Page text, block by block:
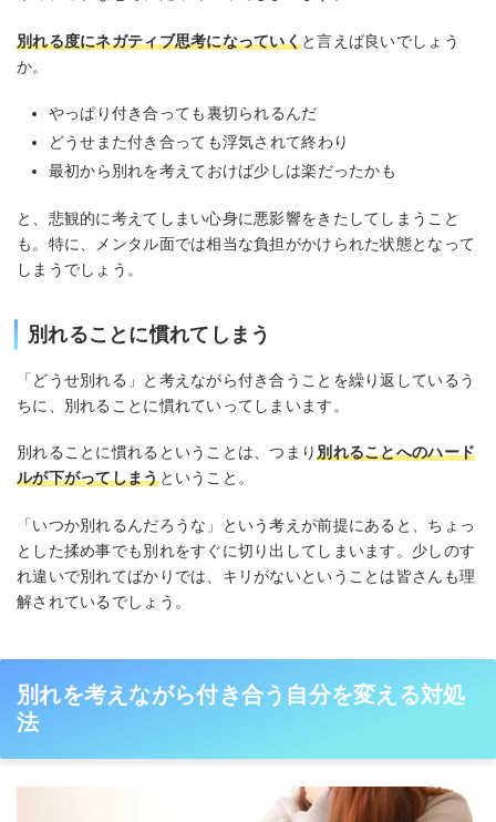
別れる度にネガティブ思考になっていくと言えば良いでしょう
か。
やっぱり付き合っても裏切られるんだ
どうせまた付き合っても浮気されて終わり
最初から別れを考えておけば少しは楽だったかも
と、悲観的に考えてしまい心身に悪影響をきたしてしまうこと
も。特に、メンタル面では相当な負担がかけられた状態となって
しまうでしょう。
別れることに慣れてしまう
「どうせ別れる」と考えながら付き合うことを繰り返しているう
ちに、別れることに慣れていってしまいます。
別れることに慣れるということは、つまり別れることへのハード
ルが下がってしまうということ。
「いつか別れるんだろうな」という考えが前提にあると、ちょっ
とした揉め事でも別れをすぐに切り出してしまいます。少しのす
れ違いで別れてばかりでは、キリがないということは皆さんも理
解されているでしょう。
別れを考えながら付き合う自分を変える対処
法